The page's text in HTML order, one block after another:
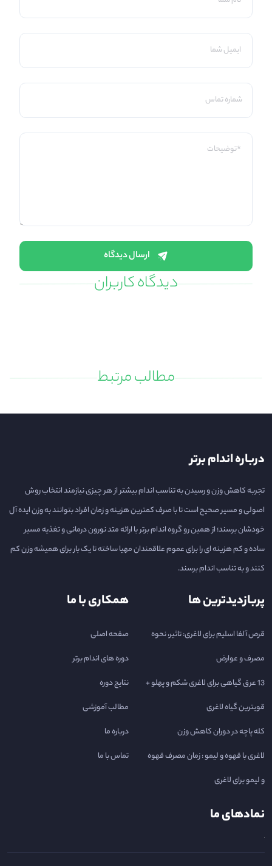
ارسال دیدگاه
دیدگاه کاربران
مطالب مرتبط
درباره اندام برتر
تجربه کاهش وزن و رسیدن به تناسب اندام بیشتر از هر چیزی نیازمند انتخاب روش
اصولی و مسیر صحیح است تا با صرف کمترین هزینه و زمان افراد بتوانند به وزن ایده آل
خودشان برسند؛ از همین رو گروه اندام برتر با ارائه متد نورون درمانی و تغذیه مسیر
ساده و کم هزینه ای را برای عموم علاقمندان مهیا ساخته تا یک بار برای همیشه وزن کم
کنند و به تناسب اندام برسند.
پربازدیدترین ها
قرص آلفا اسلیم برای لاغری: تاثیر، نحوه
مصرف و عوارض
13 عرق گیاهی برای لاغری شکم و پهلو +
قویترین گیاه لاغری
کله پاچه در دوران کاهش وزن
لاغری با قهوه و لیمو : زمان مصرف قهوه
و لیمو برای لاغری
همکاری با ما
صفحه اصلی
دوره های اندام برتر
نتایج دوره
مطالب آموزشی
درباره ما
تماس با ما
نمادهای ما